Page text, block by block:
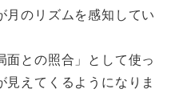
月のリズムを感知してい
面との照合」として使っ
見えてくるようになりま